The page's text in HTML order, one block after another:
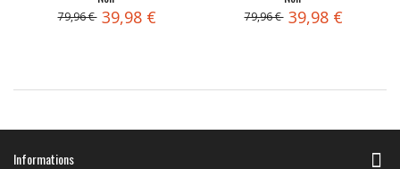
79,96 € 39,98 € 79,96 € 39,98 €
Informations